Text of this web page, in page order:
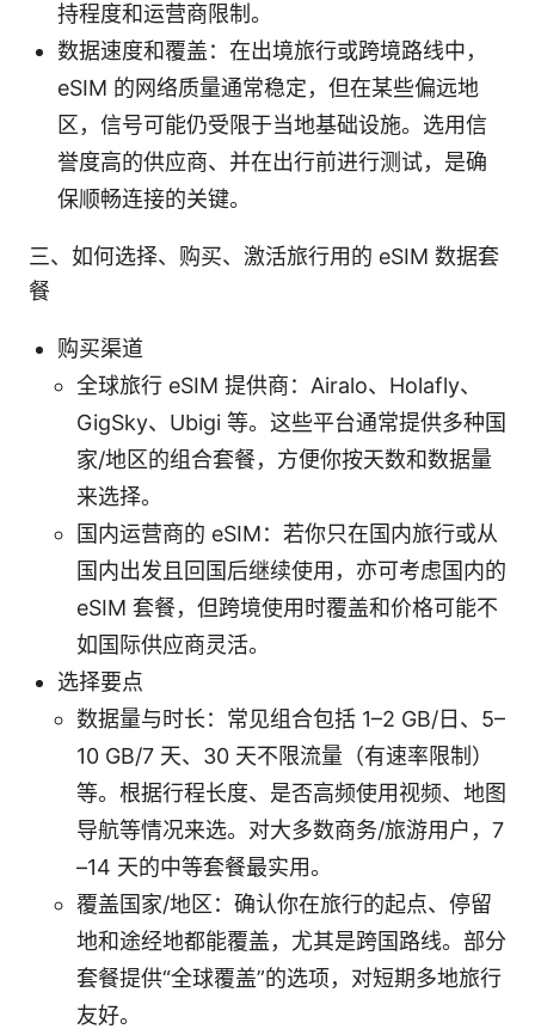
持程度和运营商限制。
数据速度和覆盖：在出境旅行或跨境路线中，
eSIM 的网络质量通常稳定，但在某些偏远地
区，信号可能仍受限于当地基础设施。选用信
誉度高的供应商、并在出行前进行测试，是确
保顺畅连接的关键。
三、如何选择、购买、激活旅行用的 eSIM 数据套
餐
购买渠道
全球旅行 eSIM 提供商：Airalo、Holafly、
GigSky、Ubigi 等。这些平台通常提供多种国
家/地区的组合套餐，方便你按天数和数据量
来选择。
国内运营商的 eSIM：若你只在国内旅行或从
国内出发且回国后继续使用，亦可考虑国内的
eSIM 套餐，但跨境使用时覆盖和价格可能不
如国际供应商灵活。
选择要点
数据量与时长：常见组合包括 1–2 GB/日、5–
10 GB/7 天、30 天不限流量（有速率限制）
等。根据行程长度、是否高频使用视频、地图
导航等情况来选。对大多数商务/旅游用户，7
–14 天的中等套餐最实用。
覆盖国家/地区：确认你在旅行的起点、停留
地和途经地都能覆盖，尤其是跨国路线。部分
套餐提供“全球覆盖”的选项，对短期多地旅行
友好。